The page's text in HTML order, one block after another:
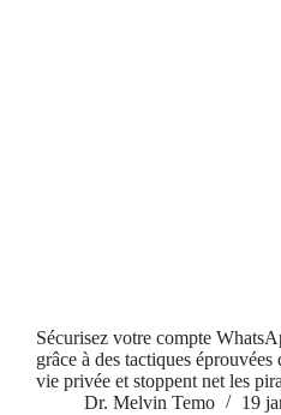
Sécurisez votre compte
grâce à des tactiques
vie privée et stoppent net les
Dr. Melvin Temo
19